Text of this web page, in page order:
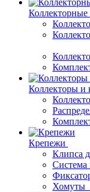
Коллекторы и
Крепежи
Клипса
Хомуты